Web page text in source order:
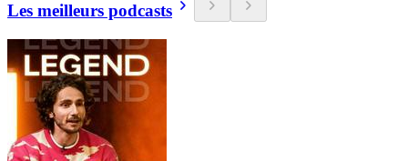
Les meilleurs podcasts